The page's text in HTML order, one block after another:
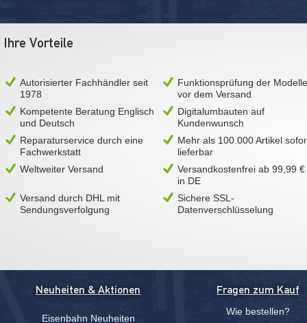
Ihre Vorteile
Autorisierter Fachhändler seit
1978
Funktionsprüfung der Modelle
vor dem Versand
Kompetente Beratung Englisch
und Deutsch
Digitalumbauten auf
Kundenwunsch
Reparaturservice durch eine
Fachwerkstatt
Mehr als 100.000 Artikel
lieferbar
Weltweiter Versand
Versandkostenfrei ab 99,99 €
in DE
Versand durch DHL mit
Sendungsverfolgung
Sichere SSL-
Datenverschlüsselung
Neuheiten & Aktionen
Eisenbahn Neuheiten
Fragen zum Kauf
Wie bestellen?